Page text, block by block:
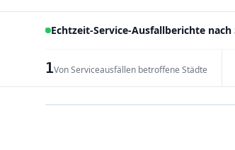
Echtzeit-Service-Ausfallberichte
1Von Serviceausfällen betroffene Städte